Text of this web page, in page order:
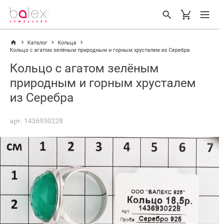
Каталог
Кольца
Кольцо с агатом зелёным природным и горным хрусталем из Серебра
Кольцо с агатом зелёным
природным и горным хрусталем
из Серебра
арт. 1436930228